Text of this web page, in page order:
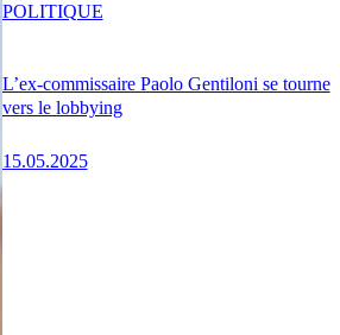
L’ex-commissaire Paolo Gentiloni se tourne
vers le lobbying
15.05.2025
POLITIQUE